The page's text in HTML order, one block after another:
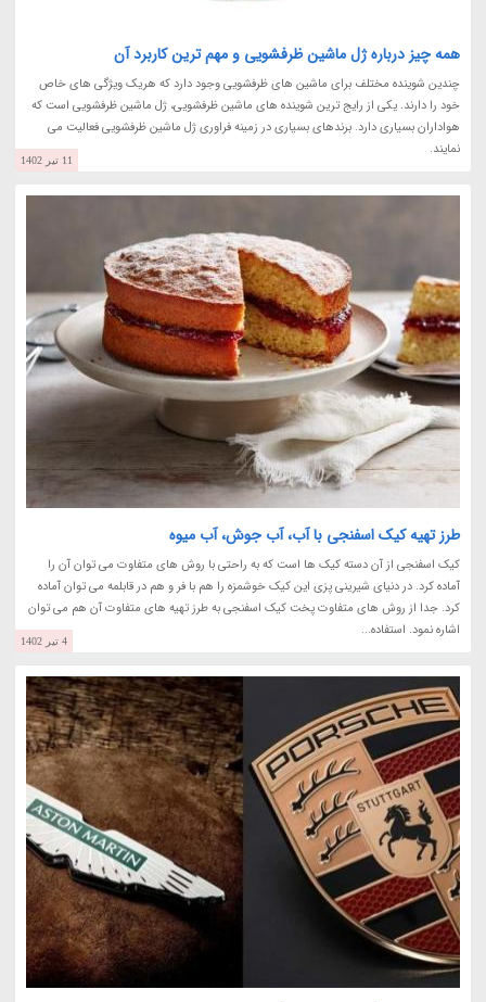
همه چیز درباره ژل ماشین ظرفشویی و مهم ترین کاربرد آن
چندین شوینده مختلف برای ماشین های ظرفشویی وجود دارد که هریک ویژگی های خاص
خود را دارند. یکی از رایج ترین شوینده های ماشین ظرفشویی، ژل ماشین ظرفشویی است که
هواداران بسیاری دارد. برندهای بسیاری در زمینه فراوری ژل ماشین ظرفشویی فعالیت می
نمایند.
11 تیر 1402
طرز تهیه کیک اسفنجی با آب، آب جوش، آب میوه
کیک اسفنجی از آن دسته کیک ها است که به راحتی با روش های متفاوت می توان آن را
آماده کرد. در دنیای شیرینی پزی این کیک خوشمزه را هم با فر و هم در قابلمه می توان آماده
کرد. جدا از روش های متفاوت پخت کیک اسفنجی به طرز تهیه های متفاوت آن هم می توان
اشاره نمود. استفاده...
4 تیر 1402